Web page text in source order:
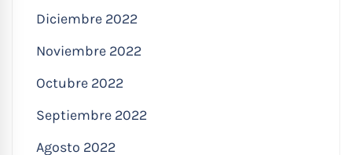
Diciembre 2022
Noviembre 2022
Octubre 2022
Septiembre 2022
Agosto 2022